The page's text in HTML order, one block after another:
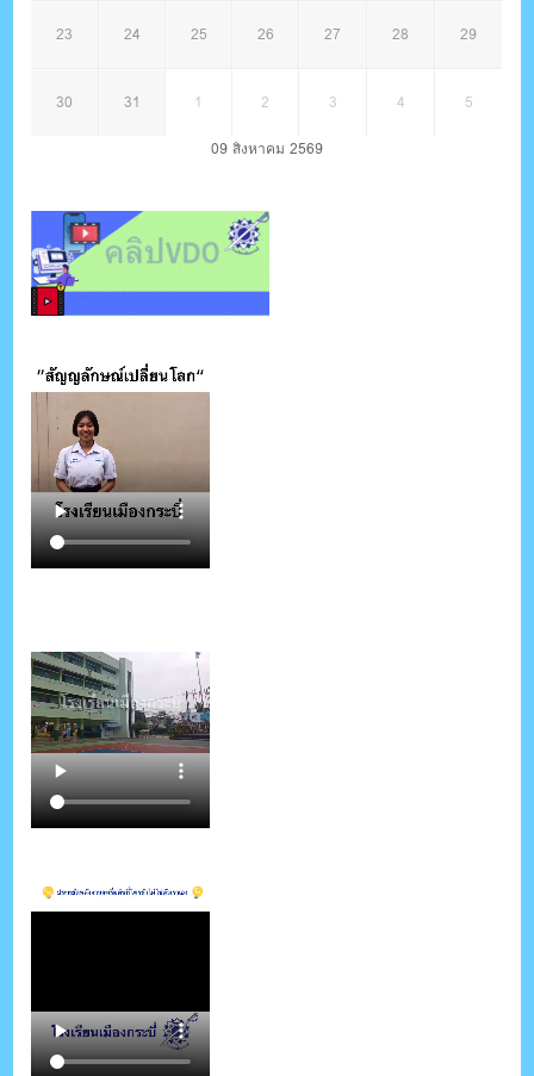
23 24 25 26 27 28 29
30 31 1 2 3 4 5
09 สิงหาคม 2569